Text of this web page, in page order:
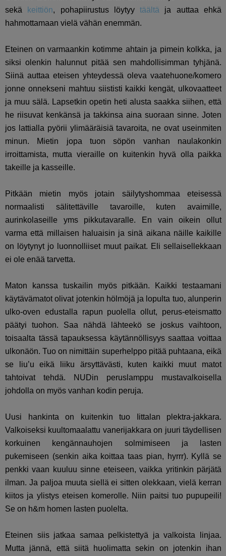
sekä
keittiön, pohapiirustus löytyytäältä ja auttaa ehkä
hahmottamaan vielä vähän enemmän.
Eteinen on varmaankin kotimme ahtain ja pimein kolkka, ja
siksi olenkin halunnut pitää sen mahdollisimman tyhjänä.
Siinä auttaa eteisen yhteydessä oleva vaatehuone/komero
jonne onnekseni mahtuu siististi kaikki kengät, ulkovaatteet
ja muu sälä. Lapsetkin opetin heti alusta saakka siihen, että
he riisuvat kenkänsä ja takkinsa aina suoraan sinne. Joten
jos lattialla pyörii ylimääräisiä tavaroita, ne ovat useinmiten
minun. Mietin jopa tuon söpön vanhan naulakonkin
irroittamista, mutta vieraille on kuitenkin hyvä olla paikka
takeille ja kasseille.
Pitkään mietin myös jotain säilytyshommaa eteisessä
normaalisti sälitettäville tavaroille, kuten avaimille,
aurinkolaseille yms pikkutavaralle. En vain oikein ollut
varma että millaisen haluaisin ja sinä aikana näille kaikille
on löytynyt jo luonnolliiset muut paikat. Eli sellaisellekkaan
ei ole enää tarvetta.
Maton kanssa tuskailin myös pitkään. Kaikki testaamani
käytävämatot olivat jotenkin hölmöjä ja lopulta tuo, alunperin
ulko-oven edustalla rapun puolella ollut, perus-eteismatto
päätyi tuohon. Saa nähdä lähteekö se joskus vaihtoon,
toisaalta tässä tapauksessa käytännöllisyys saattaa voittaa
ulkonäön. Tuo on nimittäin superhelppo pitää puhtaana, eikä
se liu’u eikä liiku ärsyttävästi, kuten kaikki muut matot
tahtoivat tehdä. NUDin peruslamppu mustavalkoisella
johdolla on myös vanhan kodin peruja.
Uusi hankinta on kuitenkin tuo Iittalan plektra-jakkara.
Valkoiseksi kuultomaalattu vanerijakkara on juuri täydellisen
korkuinen kengännauhojen solmimiseen ja lasten
pukemiseen (senkin aika koittaa taas pian, hyrrr). Kyllä se
penkki vaan kuuluu sinne eteiseen, vaikka yritinkin pärjätä
ilman. Ja paljoa muuta siellä ei sitten olekkaan, vielä kerran
kiitos ja ylistys eteisen komerolle. Niin paitsi tuo pupupeili!
Se on h&m homen lasten puolelta.
Eteinen siis jatkaa samaa pelkistettyä ja valkoista linjaa.
Mutta jännä, että siitä huolimatta sekin on jotenkin ihan